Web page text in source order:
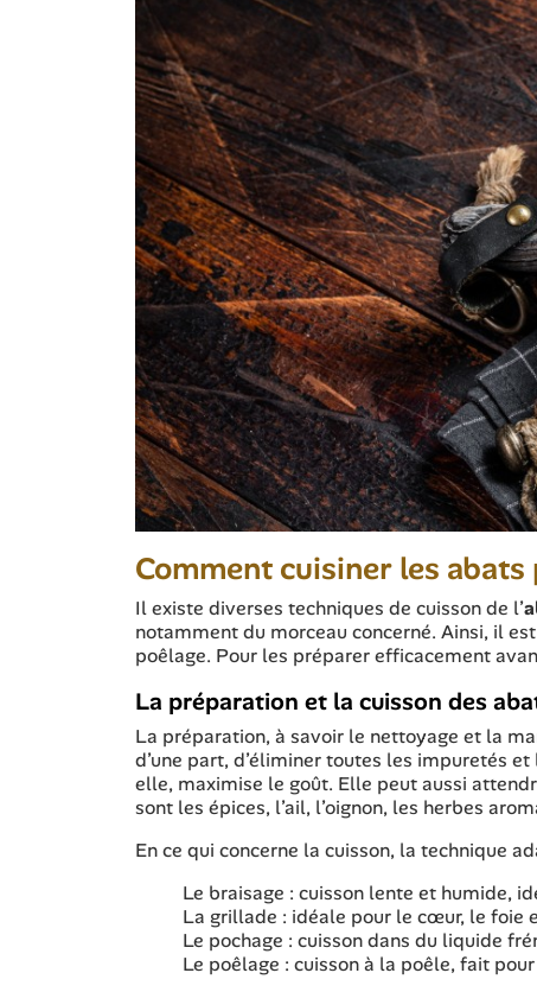
Comment cuisiner les
Il existe diverses techniques de cuisson de l’
notamment du morceau concerné. Ainsi, il
poêlage. Pour les préparer efficacement
La préparation et la cuisson des
La préparation, à savoir le nettoyage et la
d’une part, d’éliminer toutes les impuretés
elle, maximise le goût. Elle peut aussi
sont les épices, l’ail, l’oignon, les herbes
En ce qui concerne la cuisson, la technique
Le braisage : cuisson lente et humide,
La grillade : idéale pour le cœur, le foie
Le pochage : cuisson dans du liquide
Le poêlage : cuisson à la poêle, fait